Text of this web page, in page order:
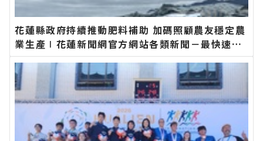
花蓮縣政府持續推動肥料補助 加碼照顧農友穩定農
業生產∣花蓮新聞網官方網站各類新聞－最快速的
今日新聞報導 最新的在地資訊！